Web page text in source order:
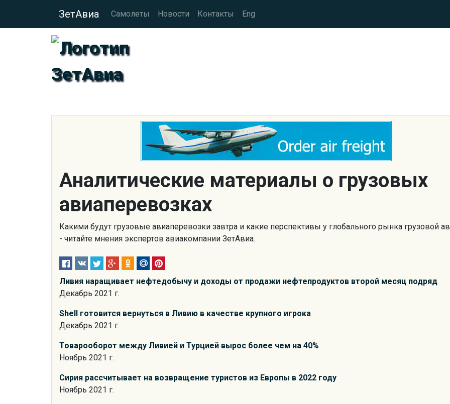
ЗетАвиа Самолеты Новости Контакты Eng
Аналитические материалы о грузовых
авиаперевозках
Какими будут грузовые авиаперевозки завтра и какие перспективы у глобального рынка грузовой
- читайте мнения экспертов авиакомпании ЗетАвиа.
Ливия наращивает нефтедобычу и доходы от продажи нефтепродуктов второй месяц подряд
Декабрь 2021 г.
Shell готовится вернуться в Ливию в качестве крупного игрока
Декабрь 2021 г.
Товарооборот между Ливией и Турцией вырос более чем на 40%
Ноябрь 2021 г.
Сирия рассчитывает на возвращение туристов из Европы в 2022 году
Ноябрь 2021 г.